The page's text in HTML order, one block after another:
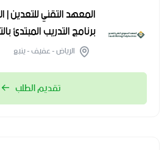
المعهد التقني للتعدين |
برنامج التدريب المبتدئ
الرياض - عفيف - ينبع
تقديم الطلب